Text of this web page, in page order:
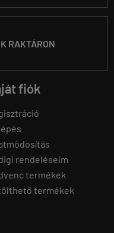
RAKTÁRON
fiók
rendeléseim
termékek
termékek